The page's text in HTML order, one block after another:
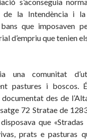
de la Intendència i
que imposaven
d’empriu que tenien
comunitat
pastures i boscos.
des de
72 Stratae de
que «Stradas
prats e pasturas